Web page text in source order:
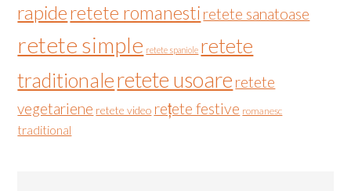
rapideretete romanesti retete sanatoase
retete simple retete spaniole retete
traditionaleretete usoare retete
vegetariene retete video rețete festive romanesc
traditional